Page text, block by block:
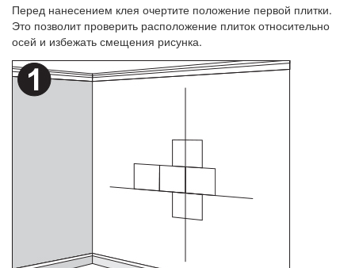
Перед нанесением клея очертите положение первой плитки.
Это позволит проверить расположение плиток относительно
осей и избежать смещения рисунка.